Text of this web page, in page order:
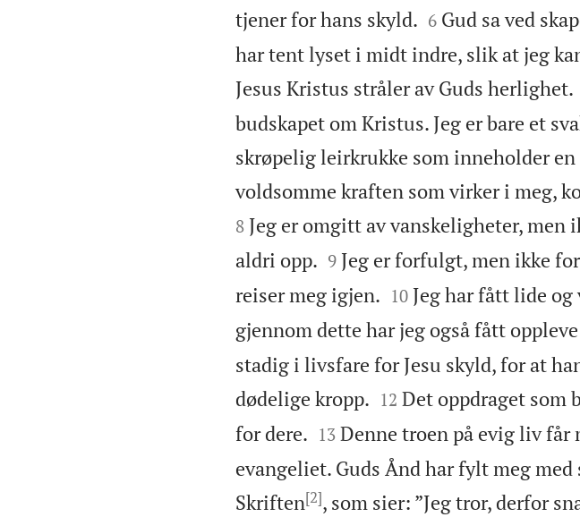
tjener for hans skyld.
6 Gud sa ved
har tent lyset i midt indre, slik at jeg
Jesus Kristus stråler av Guds herlighet.
budskapet om Kristus. Jeg er bare et
skrøpelig leirkrukke som inneholder
voldsomme kraften som virker i meg,
8 Jeg er omgitt av vanskeligheter, men
aldri opp.
9 Jeg er forfulgt, men ikke
reiser meg igjen.
10 Jeg har fått lide
gjennom dette har jeg også fått
stadig i livsfare for Jesu skyld, for at
dødelige kropp.
12 Det oppdraget som
for dere.
13 Denne troen på evig liv
evangeliet. Guds Ånd har fylt meg
Skriften[2], som sier: ”Jeg tror, derfor